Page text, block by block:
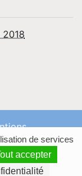
de services
accepter